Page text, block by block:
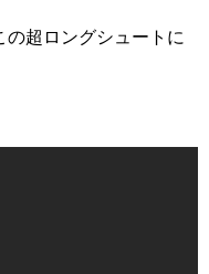
超ロングシュートに